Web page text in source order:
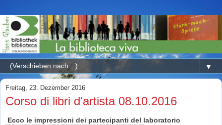
▼
Freitag, 23. Dezember 2016
Corso di libri d'artista 08.10.2016
Ecco le impressioni dei partecipanti del laboratorio